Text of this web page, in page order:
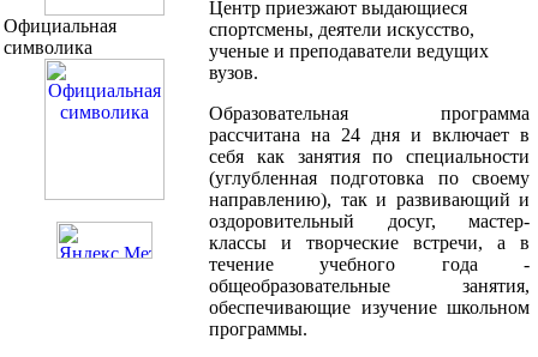
Официальная
символика
Центр приезжают выдающиеся
спортсмены, деятели искусство,
ученые и преподаватели ведущих
вузов.
Образовательная программа
рассчитана на 24 дня и включает в
себя как занятия по специальности
(углубленная подготовка по своему
направлению), так и развивающий и
оздоровительный досуг, мастер-
классы и творческие встречи, а в
течение учебного года -
общеобразовательные занятия,
обеспечивающие изучение школьном
программы.